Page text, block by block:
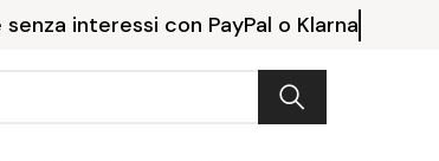
Consegna gratuita a partire da 199 €.